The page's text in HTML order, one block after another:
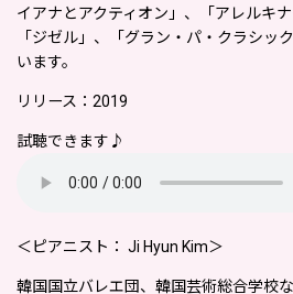
イアナとアクティオン」、「アレルキ
「ジゼル」、「グラン・パ・クラシッ
います。
リリース：2019
試聴できます♪
＜ピアニスト： Ji Hyun Kim＞
韓国国立バレエ団、韓国芸術総合学校